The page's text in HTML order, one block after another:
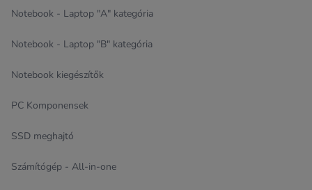
Notebook - Laptop "A" kategória
Notebook - Laptop "B" kategória
Notebook kiegészítők
PC Komponensek
SSD meghajtó
Számítógép - All-in-one